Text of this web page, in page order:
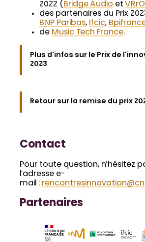
2022 (Bridge Audio et
des partenaires du Prix
BNP Paribas, Ifcic,
de Music Tech France.
Plus d'infos sur le Prix de
2023
Retour sur la remise du prix
Contact
Pour toute question, n’hésitez
l’adresse e-
mail :
Partenaires